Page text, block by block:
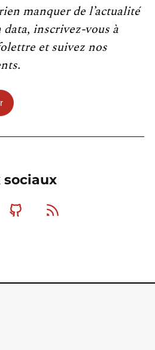
manquer de l’actualité
data, inscrivez-vous à
et suivez nos
sociaux
Github